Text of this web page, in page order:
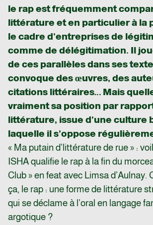
le rap est fréquemment
littérature et en particulier à la
le cadre d’entreprises de
comme de délégitimation. Il
de ces parallèles dans ses
convoque des œuvres, des
citations littéraires… Mais
vraiment sa position par
littérature, issue d’une culture
laquelle il s’oppose
« Ma putain d’littérature de rue » :
ISHA qualifie le rap à la fin du
Club » en feat avec Limsa d’Aulnay.
ça, le rap : une forme de littérature
qui se déclame à l’oral en langage
argotique ?